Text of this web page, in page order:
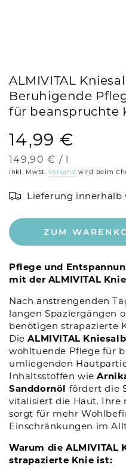
ALMIVITAL
Beruhigende
für beanspruchte
Regulärer
Preis
14,99 €
Stückpreis
149,90 € / pro
l
inkl. MwSt.Versand wird beim
Lieferung innerhalb
ZUM
Pflege und
mit der ALMIVITAL
Nach anstrengenden
langen Spaziergängen
benötigen strapazierte
DieALMIVITAL
wohltuende Pflege für
umliegenden
Inhaltsstoffen wie
Sanddornöl fördert die
vitalisiert die Haut. Ihre
sorgt für mehr
Einschränkungen im
Warum die ALMIVITAL
strapazierte Knie ist: